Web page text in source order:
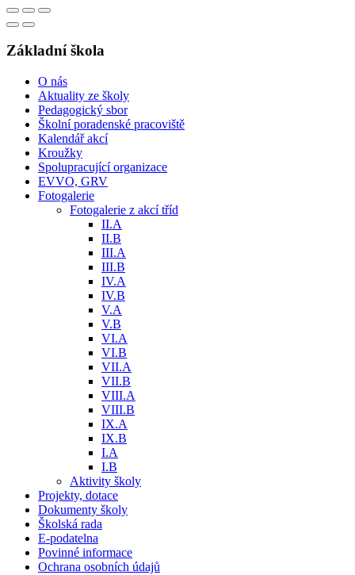
Základní škola
O nás
Aktuality ze školy
Pedagogický sbor
Školní poradenské pracoviště
Kalendář akcí
Kroužky
Spolupracující organizace
EVVO, GRV
Fotogalerie
Fotogalerie z akcí tříd
II.A
II.B
III.A
III.B
IV.A
IV.B
V.A
V.B
VI.A
VI.B
VII.A
VII.B
VIII.A
VIII.B
IX.A
IX.B
I.A
I.B
Aktivity školy
Projekty, dotace
Dokumenty školy
Školská rada
E-podatelna
Povinné informace
Ochrana osobních údajů